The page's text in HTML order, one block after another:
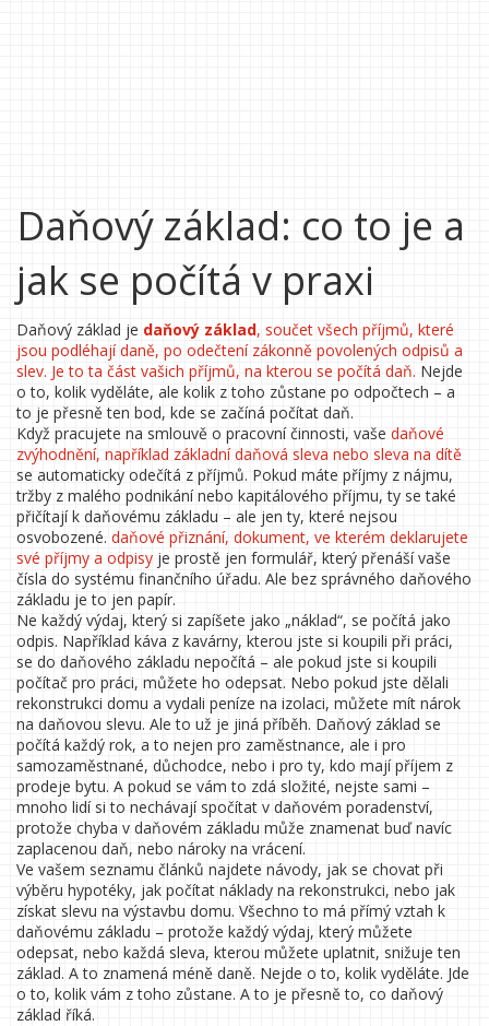
Daňový základ: co to je a
jak se počítá v praxi
Daňový základ je daňový základ, součet všech příjmů, které
jsou podléhají daně, po odečtení zákonně povolených odpisů a
slev. Je to ta část vašich příjmů, na kterou se počítá daň. Nejde
o to, kolik vyděláte, ale kolik z toho zůstane po odpočtech – a
to je přesně ten bod, kde se začíná počítat daň.
Když pracujete na smlouvě o pracovní činnosti, vaše daňové
zvýhodnění, například základní daňová sleva nebo sleva na dítě
se automaticky odečítá z příjmů. Pokud máte příjmy z nájmu,
tržby z malého podnikání nebo kapitálového příjmu, ty se také
přičítají k daňovému základu – ale jen ty, které nejsou
osvobozené. daňové přiznání, dokument, ve kterém deklarujete
své příjmy a odpisy je prostě jen formulář, který přenáší vaše
čísla do systému finančního úřadu. Ale bez správného daňového
základu je to jen papír.
Ne každý výdaj, který si zapíšete jako „náklad“, se počítá jako
odpis. Například káva z kavárny, kterou jste si koupili při práci,
se do daňového základu nepočítá – ale pokud jste si koupili
počítač pro práci, můžete ho odepsat. Nebo pokud jste dělali
rekonstrukci domu a vydali peníze na izolaci, můžete mít nárok
na daňovou slevu. Ale to už je jiná příběh. Daňový základ se
počítá každý rok, a to nejen pro zaměstnance, ale i pro
samozaměstnané, důchodce, nebo i pro ty, kdo mají příjem z
prodeje bytu. A pokud se vám to zdá složité, nejste sami –
mnoho lidí si to nechávají spočítat v daňovém poradenství,
protože chyba v daňovém základu může znamenat buď navíc
zaplacenou daň, nebo nároky na vrácení.
Ve vašem seznamu článků najdete návody, jak se chovat při
výběru hypotéky, jak počítat náklady na rekonstrukci, nebo jak
získat slevu na výstavbu domu. Všechno to má přímý vztah k
daňovému základu – protože každý výdaj, který můžete
odepsat, nebo každá sleva, kterou můžete uplatnit, snižuje ten
základ. A to znamená méně daně. Nejde o to, kolik vyděláte. Jde
o to, kolik vám z toho zůstane. A to je přesně to, co daňový
základ říká.